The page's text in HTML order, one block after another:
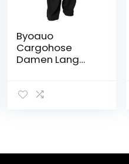
Byoauo
Cargohose
Damen Lang
Bein Hosen